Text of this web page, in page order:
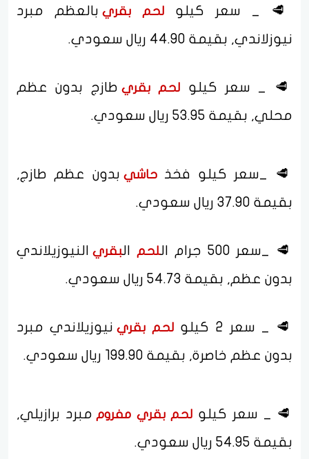
🥩 _ سعر كيلو لحم بقري بالعظم مبرد
نيوزلاندي, بقيمة 44.90 ريال سعودي.
🥩 _ سعر كيلو لحم بقري طازج بدون عظم
محلي, بقيمة 53.95 ريال سعودي.
🥩 _سعر كيلو فخذحاشي بدون عظم طازج,
بقيمة 37.90 ريال سعودي.
🥩 _سعر 500 جرام ال لحم البقري النيوزيلاندي
بدون عظم, بقيمة 54.73 ريال سعودي.
🥩 _ سعر 2 كيلو لحم بقرينيوزيلاندي مبرد
بدون عظم خاصرة, بقيمة 199.90 ريال سعودي.
🥩 _ سعر كيلو لحم بقري مفروم مبرد برازيلي,
بقيمة 54.95 ريال سعودي.